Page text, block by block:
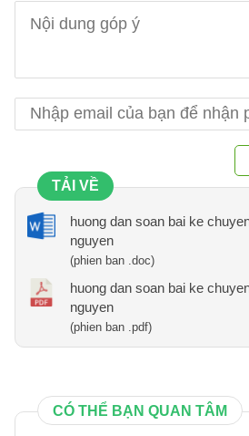
TẢI VỀ
huong dan soan bai ke
nguyen
(phien ban .doc)
huong dan soan bai ke
nguyen
(phien ban .pdf)
CÓ THỂ BẠN QUAN TÂM